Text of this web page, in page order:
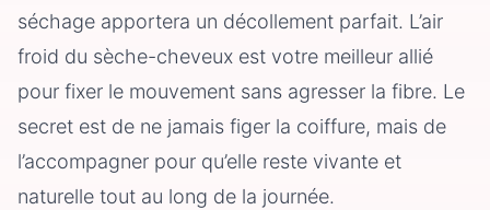
séchage apportera un décollement parfait. L’air
froid du sèche-cheveux est votre meilleur allié
pour fixer le mouvement sans agresser la fibre. Le
secret est de ne jamais figer la coiffure, mais de
l’accompagner pour qu’elle reste vivante et
naturelle tout au long de la journée.